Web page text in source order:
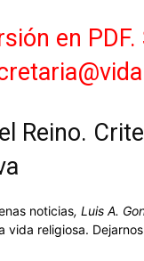
en
Reino.
noticias, Luis A.
religiosa.